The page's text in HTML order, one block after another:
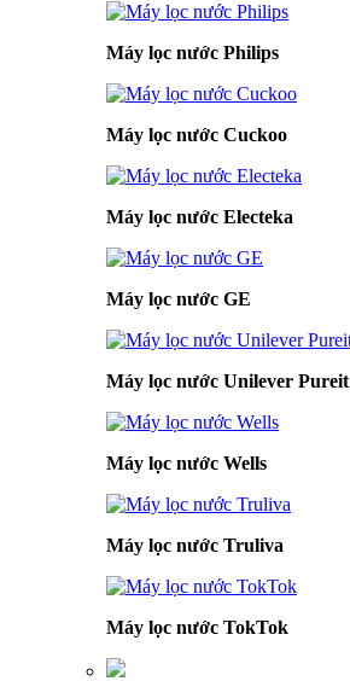
Máy lọc nước Philips
Máy lọc nước Cuckoo
Máy lọc nước Electeka
Máy lọc nước GE
Máy lọc nước Unilever Pureit
Máy lọc nước Wells
Máy lọc nước Truliva
Máy lọc nước TokTok